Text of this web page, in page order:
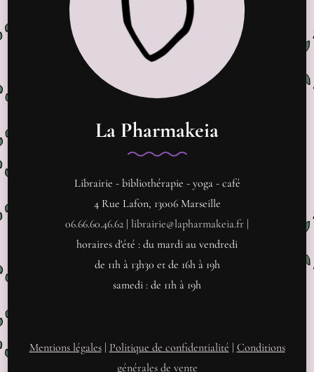
La Pharmakeia
Librairie - bibliothérapie - yoga - café
4 Rue Lafon, 13006 Marseille
06.66.60.46.62 | librairie@lapharmakeia.fr |
horaires d'été : du mardi au vendredi
de 11h à 13h30 et de 16h à 19h
samedi : de 11h à 19h
Mentions légales| Politique de confidentialité | Conditions
générales de vente